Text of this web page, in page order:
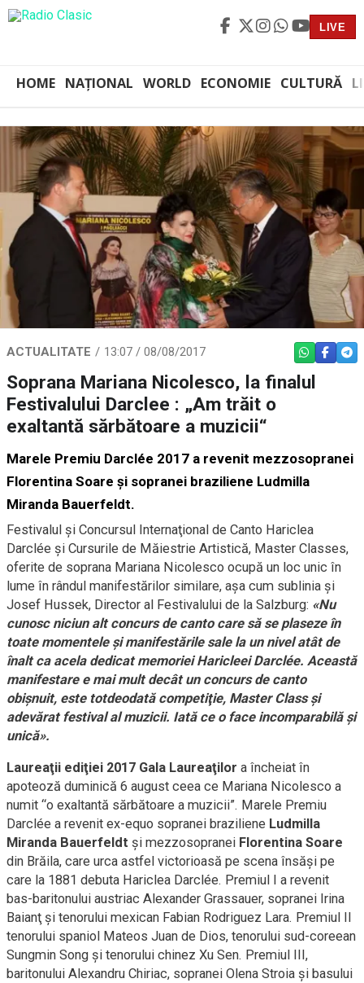
LIVE
HOME NAȚIONAL WORLD ECONOMIE CULTURĂ
ACTUALITATE 13:07 / 08/08/2017 WHATSAPP
Soprana Mariana Nicolesco, la finalul
Festivalului Darclee : „Am trăit o
exaltantă sărbătoare a muzicii“
Marele Premiu Darclée 2017 a revenit mezzosopranei
Florentina Soare şi sopranei braziliene Ludmilla
Miranda Bauerfeldt.
Festivalul şi Concursul Internaţional de Canto Hariclea
Darclée şi Cursurile de Măiestrie Artistică, Master Classes,
oferite de soprana Mariana Nicolesco ocupă un loc unic în
lume în rândul manifestărilor similare, aşa cum sublinia şi
Josef Hussek, Director al Festivalului de la Salzburg: «Nu
cunosc niciun alt concurs de canto care să se plaseze în
toate momentele şi manifestările sale la un nivel atât de
înalt ca acela dedicat memoriei Haricleei Darclée. Această
manifestare e mai mult decât un concurs de canto
obişnuit, este totdeodată competiţie, Master Class şi
adevărat festival al muzicii. Iată ce o face incomparabilă şi
unică».
Laureaţii ediţiei 2017 Gala Laureaţilor a încheiat în
apoteoză duminică 6 august ceea ce Mariana Nicolesco a
numit “o exaltantă sărbătoare a muzicii”. Marele Premiu
Darclée a revenit ex-equo sopranei braziliene Ludmilla
Miranda Bauerfeldt şi mezzosopranei Florentina Soare
din Brăila, care urca astfel victorioasă pe scena însăşi pe
care la 1881 debuta Hariclea Darclée. Premiul I a revenit
bas-baritonului austriac Alexander Grassauer, sopranei Irina
Baianţ şi tenorului mexican Fabian Rodriguez Lara. Premiul II
tenorului spaniol Mateos Juan de Dios, tenorului sud-coreean
Sungmin Song şi tenorului chinez Xu Sen. Premiul III,
baritonului Alexandru Chiriac, sopranei Olena Stroia şi basului